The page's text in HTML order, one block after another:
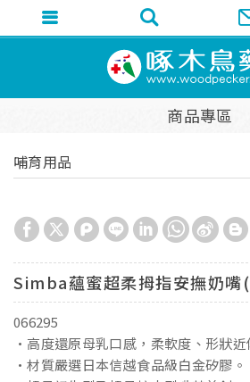
商品專區
哺育用品
Simba蘊蜜超柔拇指安撫奶嘴
066295
•高度還原母乳口感，柔軟度、形狀近
•材質嚴選日本信越食品級白金矽膠。